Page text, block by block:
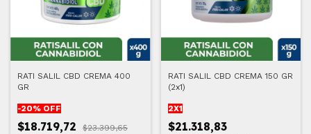
RATI SALIL CBD CREMA 400
GR
-20% OFF
$18.719,72 $23.399,65
RATI SALIL CBD CREMA 150 GR
(2x1)
2X1
$21.318,83